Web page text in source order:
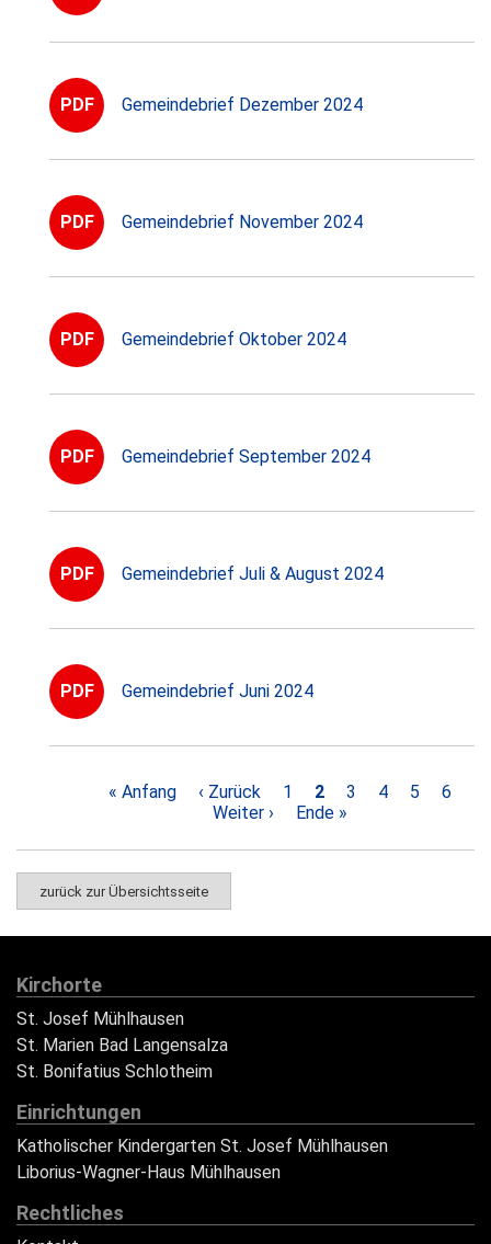
PDF Gemeindebrief Dezember 2024
PDF Gemeindebrief November 2024
PDF Gemeindebrief Oktober 2024
PDF Gemeindebrief September 2024
PDF Gemeindebrief Juli & August 2024
PDF Gemeindebrief Juni 2024
Seitennummerierung
Erste
« Anfang
Vorherige
Seite
‹ Zurück Seite
1
Aktuelle
Seite
2 Seite
3 Seite
4 Seite
5 Seite
6
Weiter ›
Letzte
Ende »
zurück zur Übersichtsseite
Kirchorte
St. Josef Mühlhausen
St. Marien Bad Langensalza
St. Bonifatius Schlotheim
Einrichtungen
Katholischer Kindergarten St. Josef Mühlhausen
Liborius-Wagner-Haus Mühlhausen
Rechtliches